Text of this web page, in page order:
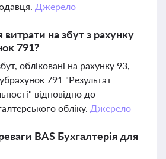
Джерело
на збут з рахунку
791?
обліковані на рахунку 93,
791 "Результат
відповідно до
обліку. Джерело
BAS Бухгалтерія для